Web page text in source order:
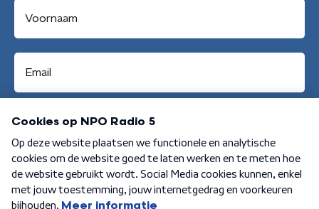
Aanmelden
Algemene voorwaarden Privacybeleid